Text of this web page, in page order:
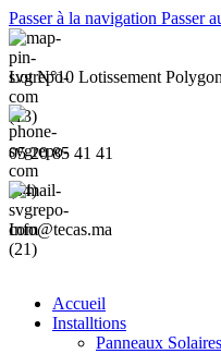
Passer à la navigation Passer
Lot N°10 Lotissement
05 20 85 41 41
Info@tecas.ma
Accueil
Installtions
Panneaux